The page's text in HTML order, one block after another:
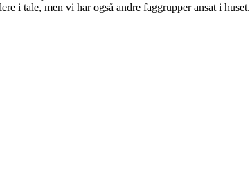
i tale, men vi har også andre faggrupper ansat i huset.